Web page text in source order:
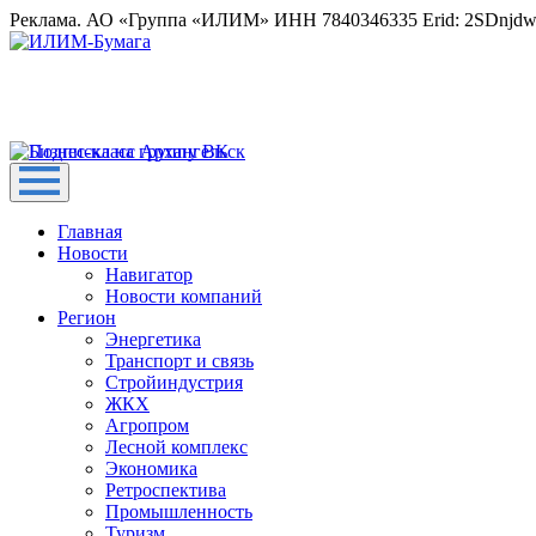
Реклама. АО «Группа «ИЛИМ» ИНН 7840346335 Erid:
Главная
Новости
Навигатор
Новости компаний
Регион
Энергетика
Транспорт и связь
Стройиндустрия
ЖКХ
Агропром
Лесной комплекс
Экономика
Ретроспектива
Промышленность